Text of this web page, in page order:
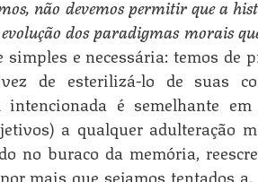
não devemos permitir que a
dos paradigmas morais
simples e necessária: temos de
de esterilizá-lo de suas
intencionada é semelhante
a qualquer adulteração
no buraco da memória,
mais que sejamos tentados